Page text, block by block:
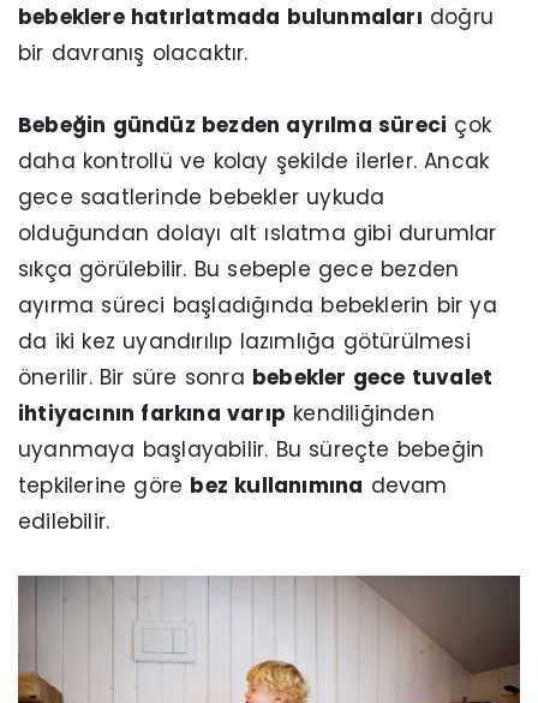
bebeklere hatırlatmada bulunmaları doğru
bir davranış olacaktır.
Bebeğin gündüz bezden ayrılma süreci çok
daha kontrollü ve kolay şekilde ilerler. Ancak
gece saatlerinde bebekler uykuda
olduğundan dolayı alt ıslatma gibi durumlar
sıkça görülebilir. Bu sebeple gece bezden
ayırma süreci başladığında bebeklerin bir ya
da iki kez uyandırılıp lazımlığa götürülmesi
önerilir. Bir süre sonra bebekler gece tuvalet
ihtiyacının farkına varıp kendiliğinden
uyanmaya başlayabilir. Bu süreçte bebeğin
tepkilerine göre bez kullanımına devam
edilebilir.